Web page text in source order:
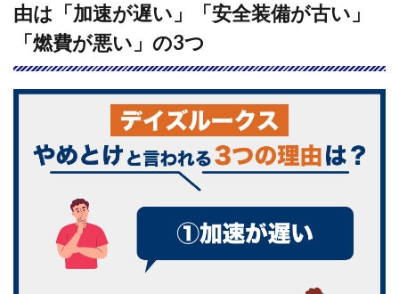
やめ
とけ
と言
われ
る理
由は
い」
「安
由は「加速が遅い」「安全装備が古い」
「燃費が悪い」の3つ